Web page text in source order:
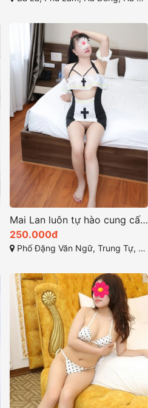
Mai Lan luôn tự hào cung cấp dịch vụ chất lượng ở hà nội
250.000đ
Phố Đặng Văn Ngữ, Trung Tự, Đống Đa, Hà Nội